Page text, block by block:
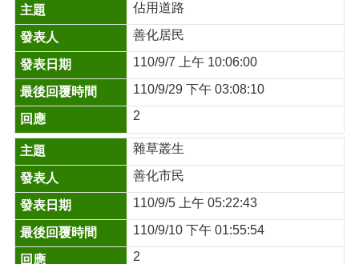
佔用道路
善化居民
110/9/7 上午 10:06:00
110/9/29 下午 03:08:10
2
雜草叢生
善化市民
110/9/5 上午 05:22:43
110/9/10 下午 01:55:54
2